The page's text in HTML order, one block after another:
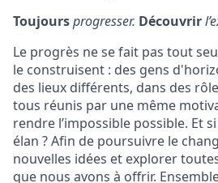
Toujoursprogresser. Découvrir
Le progrès ne se fait pas tout
le construisent : des gens
des lieux différents, dans des
tous réunis par une même
rendre l’impossible possible. Et
élan ? Afin de poursuivre le
nouvelles idées et explorer
que nous avons à offrir.